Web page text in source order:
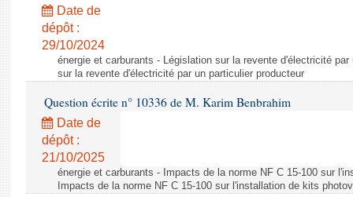
Date de
dépôt :
29/10/2024
énergie et carburants - Législation sur la revente d'électricité
sur la revente d'électricité par un particulier producteur
Question écrite n° 10336 de M. Karim Benbrahim
Date de
dépôt :
21/10/2025
énergie et carburants - Impacts de la norme NF C 15-100 sur
Impacts de la norme NF C 15-100 sur l'installation de kits